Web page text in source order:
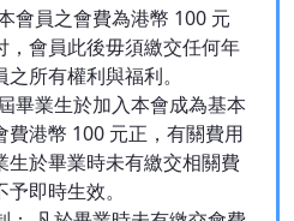
會員之會費為港幣 100 元
，會員此後毋須繳交任何年
所有權利與福利。
畢業生於加入本會成為基本
港幣 100 元正，有關費用
生於畢業時未有繳交相關費
即時生效。